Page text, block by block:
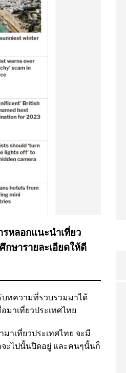
รหลอกแนะนำเที่ยว
ษารายละเอียดให้ดี
บทความที่รวบรวมมาได้
มาเที่ยวประเทศไทย
าเที่ยวประเทศไทย จะมี
ะไปนั้นปิดอยู่ และคนๆนั้นก็